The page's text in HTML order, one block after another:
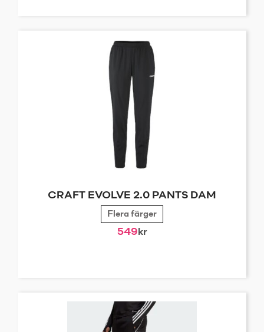
CRAFT EVOLVE 2.0 PANTS DAM
Flera färger
549kr